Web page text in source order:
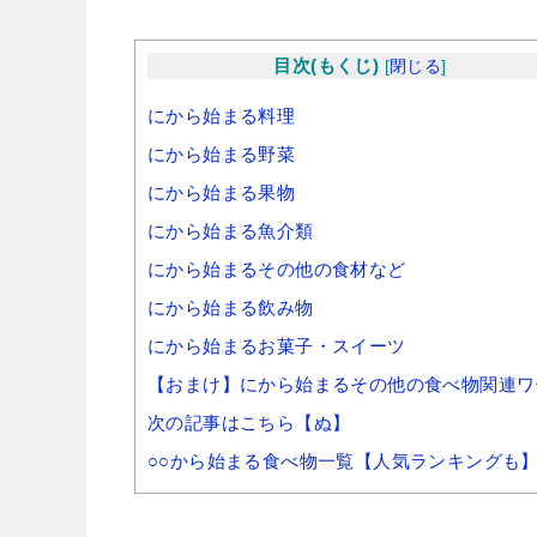
目次(もくじ) [閉じる]
にから始まる料理
にから始まる野菜
にから始まる果物
にから始まる魚介類
にから始まるその他の食材など
にから始まる飲み物
にから始まるお菓子・スイーツ
【おまけ】にから始まるその他の食べ物関連
次の記事はこちら【ぬ】
○○から始まる食べ物一覧【人気ランキングも